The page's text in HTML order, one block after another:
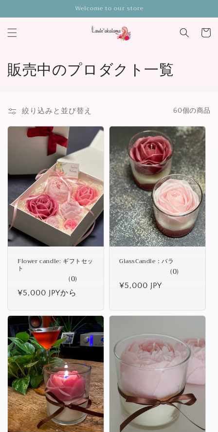
進む
Welcome to our store
カ
ー
コ
ク
シ
ン
:
販売中のプロダクト一覧
絞り込みと並び替え 60個の商品
Flower candle: ギフトセッ
ト
(0)
通
価
¥5,000 JPYから
GlassCandle：バラ
(0)
通
価
¥5,000 JPY